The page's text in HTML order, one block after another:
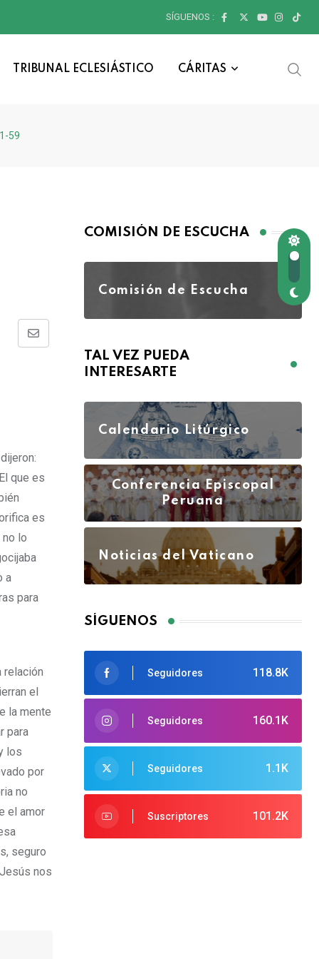
SÍGUENOS :
TRIBUNAL ECLESIÁSTICO CÁRITAS
59
que es
es
no lo
a
para
relación
el
la mente
para
los
por
no
el amor
seguro
nos
COMISIÓN DE ESCUCHA
Comisión de Escucha
TAL VEZ PUEDA
INTERESARTE
Calendario Litúrgico
Conferencia Episcopal
Peruana
Noticias del Vaticano
SÍGUENOS
118.8K
Seguidores
160.1K
Seguidores
1.1K
Seguidores
101.2K
Suscriptores